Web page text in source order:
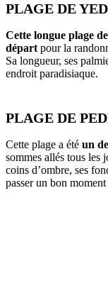
PLAGE DE
Cette longue plage
départ pour la
Sa longueur, ses
endroit paradisiaque.
PLAGE DE
Cette plage a été un
sommes allés tous les
coins d’ombre, ses
passer un bon moment